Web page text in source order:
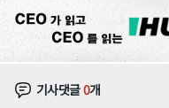
기사댓글0개